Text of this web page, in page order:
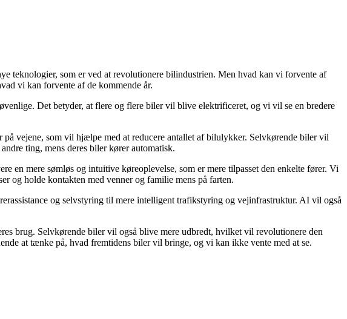
teknologier, som er ved at revolutionere bilindustrien. Men hvad kan vi forvente af
vi kan forvente af de kommende år.
Det betyder, at flere og flere biler vil blive elektrificeret, og vi vil se en bredere
vejene, som vil hjælpe med at reducere antallet af bilulykker. Selvkørende biler vil
ting, mens deres biler kører automatisk.
en mere sømløs og intuitive køreoplevelse, som er mere tilpasset den enkelte fører. Vi
og holde kontakten med venner og familie mens på farten.
og selvstyring til mere intelligent trafikstyring og vejinfrastruktur. AI vil også
brug. Selvkørende biler vil også blive mere udbredt, hvilket vil revolutionere den
at tænke på, hvad fremtidens biler vil bringe, og vi kan ikke vente med at se.